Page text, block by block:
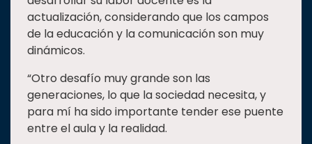
actualización, considerando que los campos
de la educación y la comunicación son muy
dinámicos.
“Otro desafío muy grande son las
generaciones, lo que la sociedad necesita, y
para mí ha sido importante tender ese puente
entre el aula y la realidad.